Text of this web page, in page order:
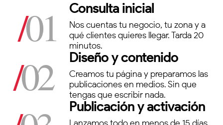
/01 Consulta inicial
Nos cuentas tu negocio, tu zona y a
qué clientes quieres llegar. Tarda 20
minutos.
/02 Diseño y contenido
Creamos tu página y preparamos las
publicaciones en medios. Sin que
tengas que escribir nada.
Publicación y activación